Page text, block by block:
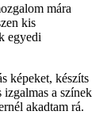
mára
kis
egyedi
képeket, készíts
izgalmas a színek
akadtam rá.